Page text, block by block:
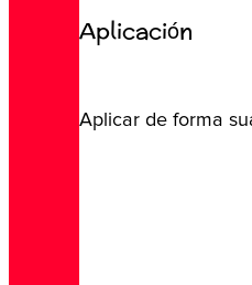
Aplicación
Aplicar de forma